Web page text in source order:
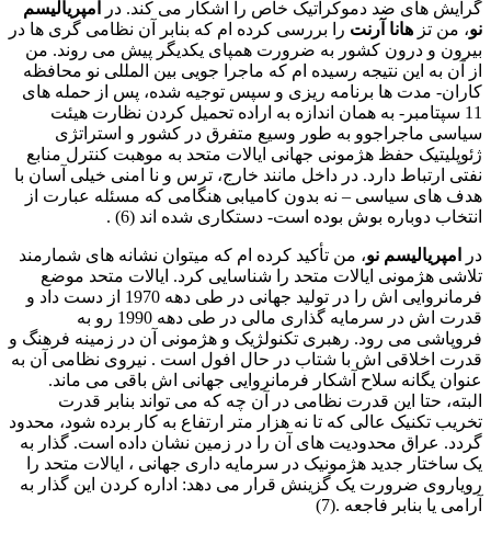
گرایش های ضد دموکراتیک خاص را آشکار می کند. در
امپریالیسم
نو، من تز هانا آرنت را بررسی کرده ام که بنابر آن نظامی گری ها در
بیرون و درون کشور به ضرورت همپای یکدیگر پیش می روند. من
از آن به این نتیجه رسیده ام که ماجرا جویی بین المللی نو محافظه
کاران- مدت ها برنامه ریزی و سپس توجیه شده، پس از حمله های
11 سپتامبر- به همان اندازه به اراده تحمیل کردن نظارت هیئت
سیاسی ماجراجوو به طور وسیع متفرق در کشور و استراتژی
ژئوپلیتیک حفظ هژمونی جهانی ایالات متحد به موهبت کنترل منابع
نفتی ارتباط دارد. در داخل مانند خارج، ترس و نا امنی خیلی آسان با
هدف های سیاسی – نه بدون کامیابی هنگامی که مسئله عبارت از
انتخاب دوباره بوش بوده است- دستکاری شده اند (6) .
در امپریالیسم نو، من تأکید کرده ام که میتوان نشانه های شمارمند
تلاشی هژمونی ایالات متحد را شناسایی کرد. ایالات متحد موضع
فرمانروایی اش را در تولید جهانی در طی دهه 1970 از دست داد و
قدرت اش در سرمایه گذاری مالی در طی دهه 1990 رو به
فروپاشی می رود. رهبری تکنولژیک و هژمونی آن در زمینه فرهنگ و
قدرت اخلاقی اش با شتاب در حال افول است . نیروی نظامی آن به
عنوان یگانه سلاح آشکار فرمانروایی جهانی اش باقی می ماند.
البته، حتا این قدرت نظامی در آن چه که می تواند بنابر قدرت
تخریب تکنیک عالی که تا نه هزار متر ارتفاع به کار برده شود، محدود
گردد. عراق محدودیت های آن را در زمین نشان داده است. گذار به
یک ساختار جدید هژمونیک در سرمایه داری جهانی ، ایالات متحد را
رویاروی ضرورت یک گزینش قرار می دهد: اداره کردن این گذار به
آرامی یا بنابر فاجعه .(7)